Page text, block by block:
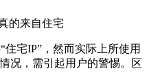
的来自住宅
宅IP”，然而实际上所使用
况，需引起用户的警惕。区